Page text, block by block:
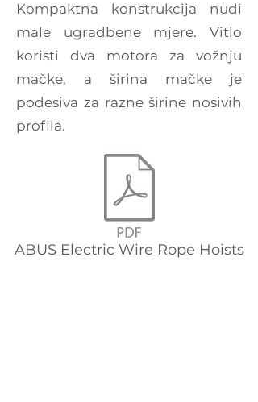
Kompaktna konstrukcija nudi
male ugradbene mjere. Vitlo
koristi dva motora za vožnju
mačke, a širina mačke je
podesiva za razne širine nosivih
profila.
ABUS Electric Wire Rope Hoists